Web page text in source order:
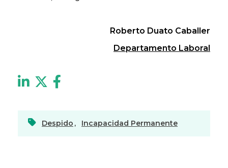
Roberto Duato Caballer
Departamento Laboral
Despido , Incapacidad Permanente